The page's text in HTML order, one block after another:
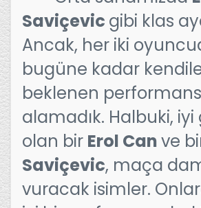
Saviçevic gibi klas
Ancak, her iki
bugüne kadar
beklenen
alamadık. Halbuki,
olan bir Erol Canve
Saviçevic, maça
vuracak isimler.